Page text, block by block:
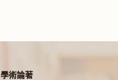
學術論著